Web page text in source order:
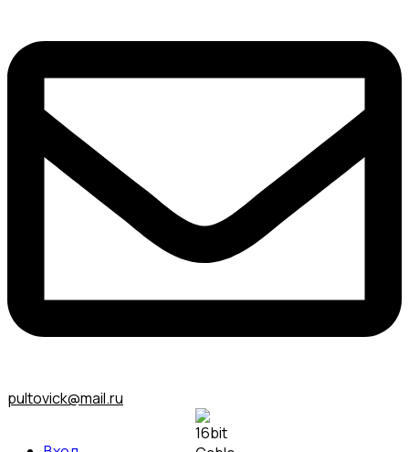
pultovick@mail.ru